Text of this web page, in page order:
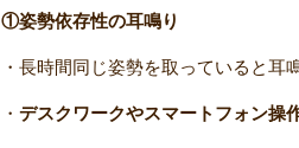
①姿勢依存性の耳鳴り
・長時間同じ姿勢を取っていると耳
・ デスクワークやスマートフォン操